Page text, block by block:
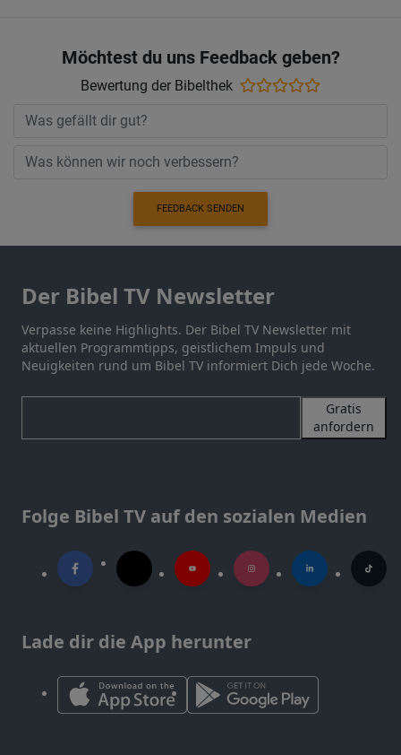
Möchtest du uns Feedback geben?
Bewertung der Bibelthek
FEEDBACK SENDEN
Der Bibel TV Newsletter
Verpasse keine Highlights. Der Bibel TV Newsletter mit
aktuellen Programmtipps, geistlichem Impuls und
Neuigkeiten rund um Bibel TV informiert Dich jede Woche.
Gratis
anfordern
Folge Bibel TV auf den sozialen Medien
Lade dir die App herunter